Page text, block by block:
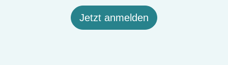
Jetzt anmelden